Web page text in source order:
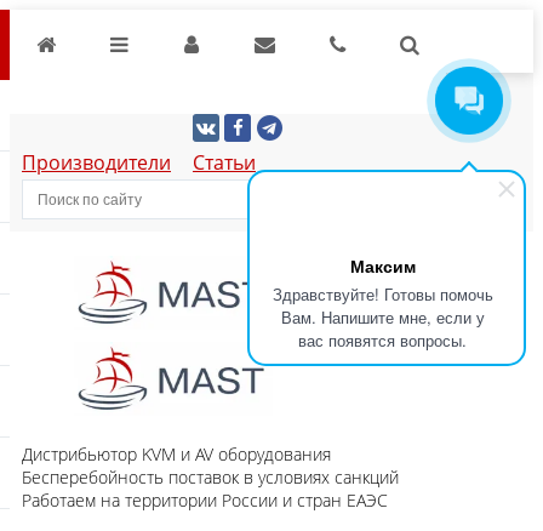
Максим
Здравствуйте! Готовы помочь
Вам. Напишите мне, если у
вас появятся вопросы.
Производители Статьи
Дистрибьютор KVM и AV оборудования
Бесперебойность поставок в условиях санкций
Работаем на территории России и стран ЕАЭС